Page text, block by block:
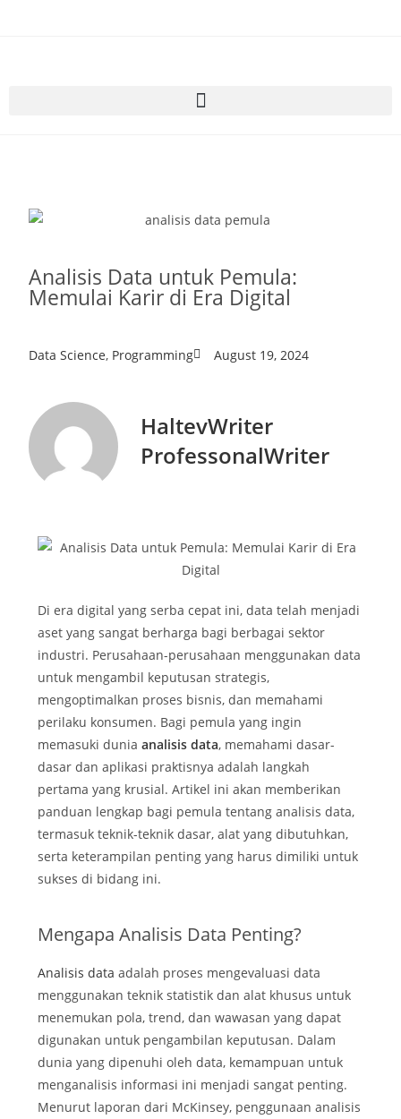
Analisis Data untuk Pemula:
Memulai Karir di Era Digital
Data Science, Programming August 19, 2024
HaltevWriter
ProfessonalWriter
Di era digital yang serba cepat ini, data telah menjadi
aset yang sangat berharga bagi berbagai sektor
industri. Perusahaan-perusahaan menggunakan data
untuk mengambil keputusan strategis,
mengoptimalkan proses bisnis, dan memahami
perilaku konsumen. Bagi pemula yang ingin
memasuki duniaanalisis data, memahami dasar-
dasar dan aplikasi praktisnya adalah langkah
pertama yang krusial. Artikel ini akan memberikan
panduan lengkap bagi pemula tentang analisis data,
termasuk teknik-teknik dasar, alat yang dibutuhkan,
serta keterampilan penting yang harus dimiliki untuk
sukses di bidang ini.
Mengapa Analisis Data Penting?
Analisis data adalah proses mengevaluasi data
menggunakan teknik statistik dan alat khusus untuk
menemukan pola, trend, dan wawasan yang dapat
digunakan untuk pengambilan keputusan. Dalam
dunia yang dipenuhi oleh data, kemampuan untuk
menganalisis informasi ini menjadi sangat penting.
Menurut laporan dari McKinsey, penggunaan analisis